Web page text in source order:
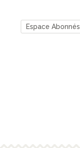
Espace Abonnés